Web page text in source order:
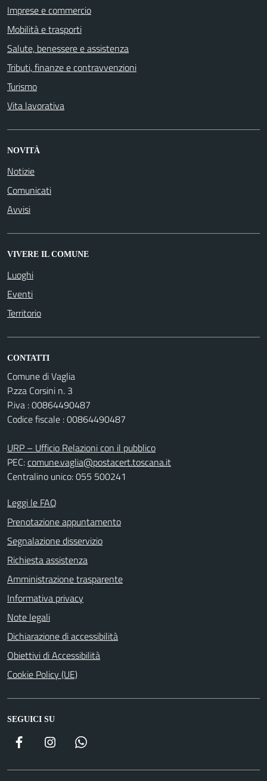
Imprese e commercio
Mobilità e trasporti
Salute, benessere e assistenza
Tributi, finanze e contravvenzioni
Turismo
Vita lavorativa
NOVITÀ
Notizie
Comunicati
Avvisi
VIVERE IL COMUNE
Luoghi
Eventi
Territorio
CONTATTI
Comune di Vaglia
P.zza Corsini n. 3
P.iva : 00864490487
Codice fiscale : 00864490487
URP – Ufficio Relazioni con il pubblico
PEC:comune.vaglia@postacert.toscana.it
Centralino unico: 055 500241
Leggi le FAQ
Prenotazione appuntamento
Segnalazione disservizio
Richiesta assistenza
Amministrazione trasparente
Informativa privacy
Note legali
Dichiarazione di accessibilità
Obiettivi di Accessibilità
Cookie Policy (UE)
SEGUICI SU
Facebook Instagram